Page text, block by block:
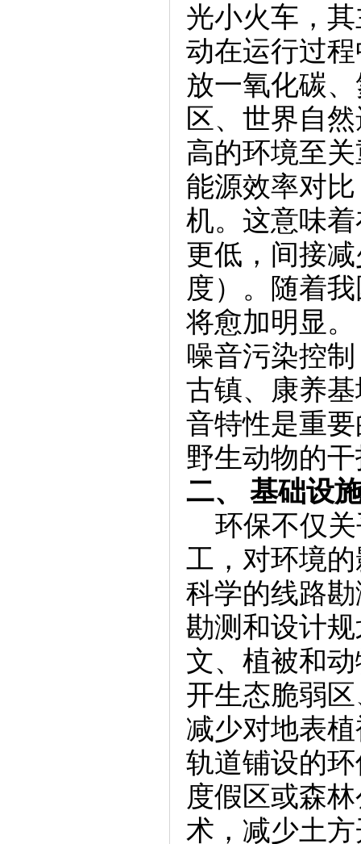
光小火车，
动在运行过
放一氧化碳
区、世界自
高的环境至
能源效率对
机。这意味
更低，间接
度）。随着
将愈加明显。
噪音污染控
古镇、康养
音特性是重
野生动物的
二、 基础设
环保不仅关
工，对环境
科学的线路
勘测和设计
文、植被和
开生态脆弱
减少对地表
轨道铺设的
度假区或森
术，减少土